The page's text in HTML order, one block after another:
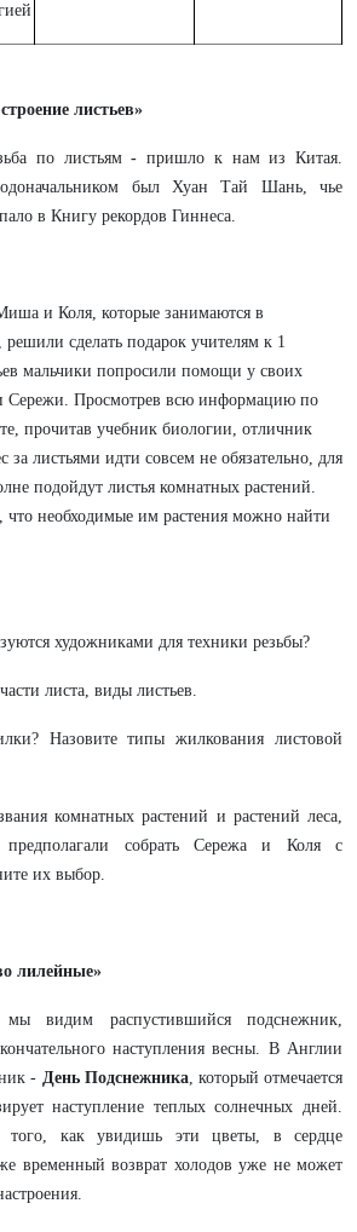
листьев»
по листьям-пришло к нам из Китая.
был Хуан Тай Шань, чье
в Книгу рекордов Гиннеса.
и Коля, которые занимаются в
сделать подарок учителям к 1
мальчики попросили помощи у своих
Сережи. Просмотрев всю информацию по
прочитав учебник биологии, отличник
за листьями идти совсем не обязательно, для
подойдут листья комнатных растений.
что необходимые им растения можно найти
художниками для техники резьбы?
листа, виды листьев.
Назовите типы жилкования листовой
комнатных растений и растений леса,
предполагали собрать Сережа и Коля с
их выбор.
лилейные»
мы видим распустившийся подснежник,
наступления весны. В Англии
- День Подснежника, который отмечается
наступление теплых солнечных дней.
того, как увидишь эти цветы, в сердце
временный возврат холодов уже не может